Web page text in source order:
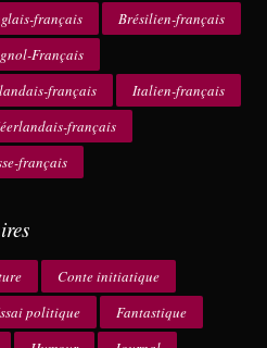
français
Brésilien-français
Français
français
Italien-français
français
français
Conte initiatique
politique
Fantastique